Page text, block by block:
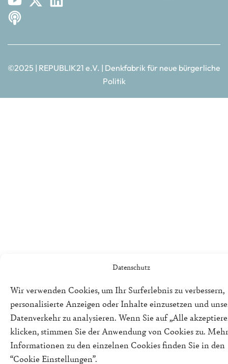
Datenschutz
Wir verwenden Cookies, um Ihr Surferlebnis zu verbessern,
personalisierte Anzeigen oder Inhalte einzusetzen und
Datenverkehr zu analysieren. Wenn Sie auf „Alle
klicken, stimmen Sie der Anwendung von Cookies zu. Mehr
Informationen zu den einzelnen Cookies finden Sie in den
“Cookie Einstellungen”.
©2025 | REPUBLIK21 e.V. | Denkfabrik für neue bürgerliche
Politik